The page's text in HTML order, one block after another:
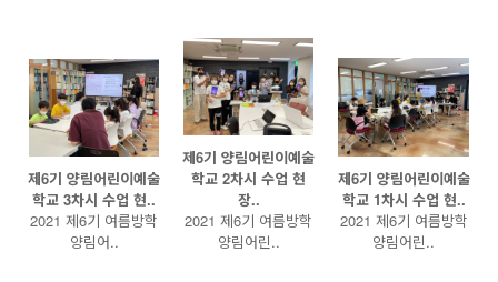
제6기 양림어린이예술
학교 3차시 수업 현..
2021 제6기 여름방학
양림어..
제6기 양림어린이예술
학교 2차시 수업 현
장..
2021 제6기 여름방학
양림어린..
제6기 양림어린이예술
학교 1차시 수업 현..
2021 제6기 여름방학
양림어린..